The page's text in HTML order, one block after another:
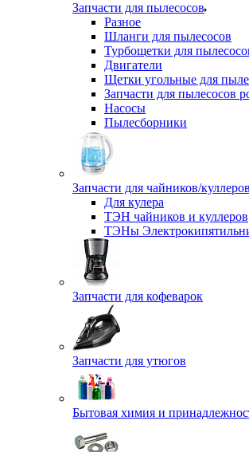
Запчасти для пылесосов
Разное
Шланги для пылесосов
Турбощетки для
Двигатели
Щетки угольные для
Запчасти для пылесосов
Насосы
Пылесборники
Запчасти для чайников/куллеров
Для кулера
ТЭН чайников и куллеров
ТЭНы
Запчасти для кофеварок
Запчасти для утюгов
Бытовая химия и